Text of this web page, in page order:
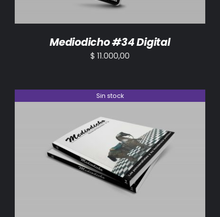
Mediodicho #34 Digital
$ 11.000,00
Sin stock
DETALLES